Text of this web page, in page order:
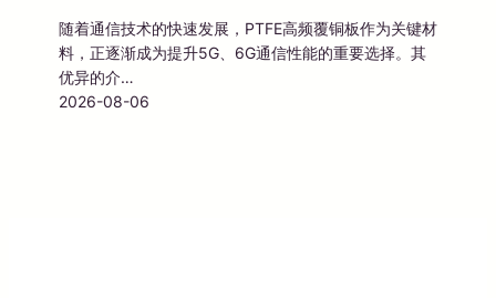
随着通信技术的快速发展，PTFE高频覆铜板作为关键材
料，正逐渐成为提升5G、6G通信性能的重要选择。其
优异的介…
2026-08-06